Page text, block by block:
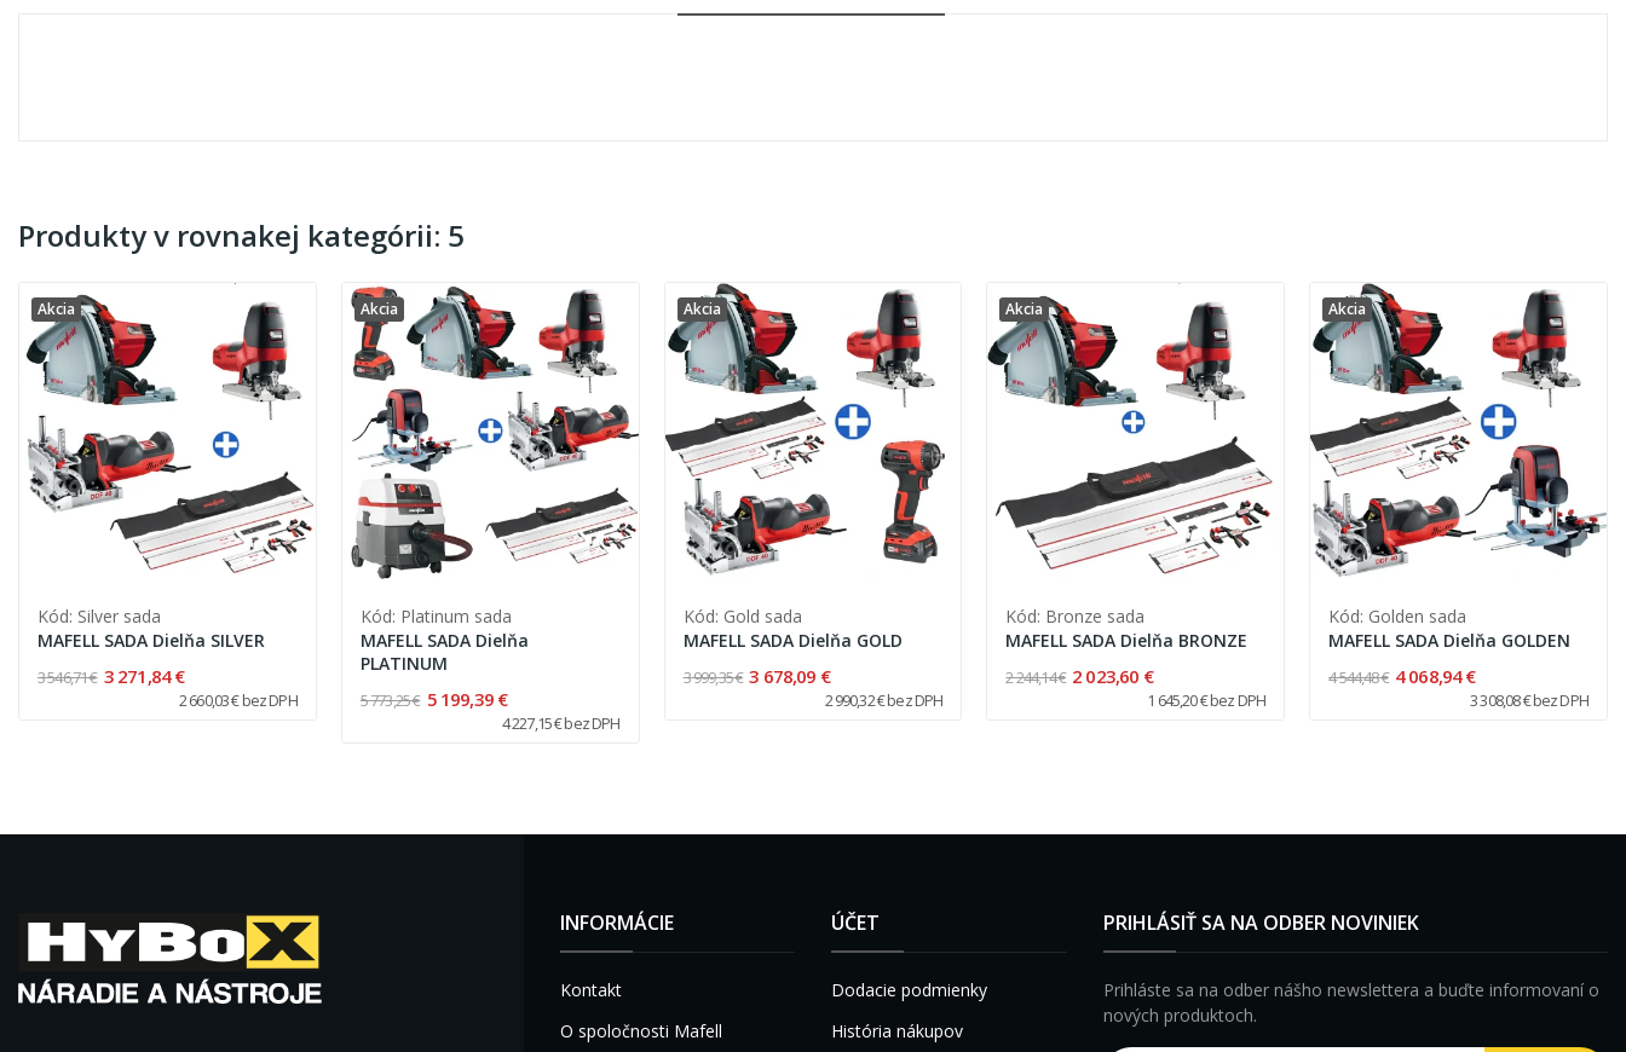
Produkty v rovnakej kategórii: 5
Akcia
Kód: Silver sada
MAFELL SADA Dielňa SILVER
3 546,71 € 3 271,84 €
2 660,03 € bez DPH
Akcia
Kód: Platinum sada
MAFELL SADA Dielňa
PLATINUM
5 773,25 € 5 199,39 €
4 227,15 € bez DPH
Akcia
Kód: Gold sada
MAFELL SADA Dielňa GOLD
3 999,35 € 3 678,09 €
2 990,32 € bez DPH
Akcia
Kód: Bronze sada
MAFELL SADA Dielňa BRONZE
2 244,14 € 2 023,60 €
1 645,20 € bez DPH
Akcia
Kód: Golden sada
MAFELL SADA Dielňa GOLDEN
4 544,48 € 4 068,94 €
3 308,08 € bez DPH
INFORMÁCIE
Kontakt
O spoločnosti Mafell
ÚČET
Dodacie podmienky
História nákupov
PRIHLÁSIŤ SA NA ODBER NOVINIEK
Prihláste sa na odber nášho newslettera a buďte informovaní o
nových produktoch.